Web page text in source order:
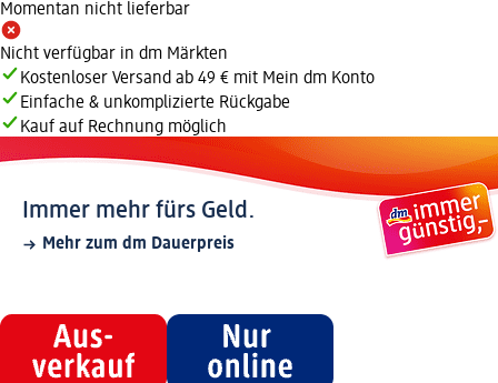
Momentan nicht lieferbar
Nicht verfügbar in dm Märkten
Kostenloser Versand ab 49 € mit Mein dm Konto
Einfache & unkomplizierte Rückgabe
Kauf auf Rechnung möglich
Immer mehr fürs Geld.
Mehr zum dm Dauerpreis